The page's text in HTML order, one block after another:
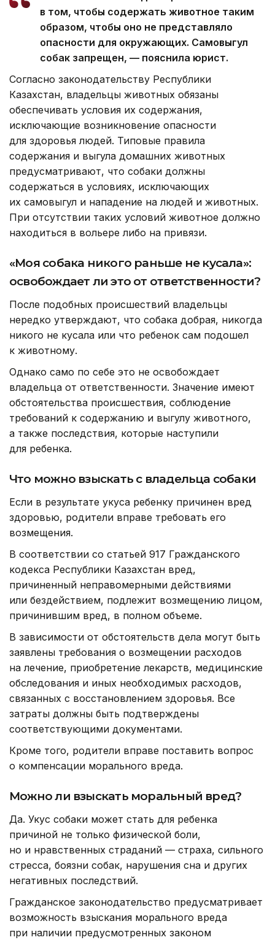
в том, чтобы содержать животное таким
образом, чтобы оно не представляло
опасности для окружающих. Самовыгул
собак запрещен, — пояснила юрист.
Согласно законодательству Республики
Казахстан, владельцы животных обязаны
обеспечивать условия их содержания,
исключающие возникновение опасности
для здоровья людей. Типовые правила
содержания и выгула домашних животных
предусматривают, что собаки должны
содержаться в условиях, исключающих
их самовыгул и нападение на людей и животных.
При отсутствии таких условий животное должно
находиться в вольере либо на привязи.
«Моя собака никого раньше не кусала»:
освобождает ли это от ответственности?
После подобных происшествий владельцы
нередко утверждают, что собака добрая, никогда
никого не кусала или что ребенок сам подошел
к животному.
Однако само по себе это не освобождает
владельца от ответственности. Значение имеют
обстоятельства происшествия, соблюдение
требований к содержанию и выгулу животного,
а также последствия, которые наступили
для ребенка.
Что можно взыскать с владельца собаки
Если в результате укуса ребенку причинен вред
здоровью, родители вправе требовать его
возмещения.
В соответствии со статьей 917 Гражданского
кодекса Республики Казахстан вред,
причиненный неправомерными действиями
или бездействием, подлежит возмещению лицом,
причинившим вред, в полном объеме.
В зависимости от обстоятельств дела могут быть
заявлены требования о возмещении расходов
на лечение, приобретение лекарств, медицинские
обследования и иных необходимых расходов,
связанных с восстановлением здоровья. Все
затраты должны быть подтверждены
соответствующими документами.
Кроме того, родители вправе поставить вопрос
о компенсации морального вреда.
Можно ли взыскать моральный вред?
Да. Укус собаки может стать для ребенка
причиной не только физической боли,
но и нравственных страданий — страха, сильного
стресса, боязни собак, нарушения сна и других
негативных последствий.
Гражданское законодательство предусматривает
возможность взыскания морального вреда
при наличии предусмотренных законом